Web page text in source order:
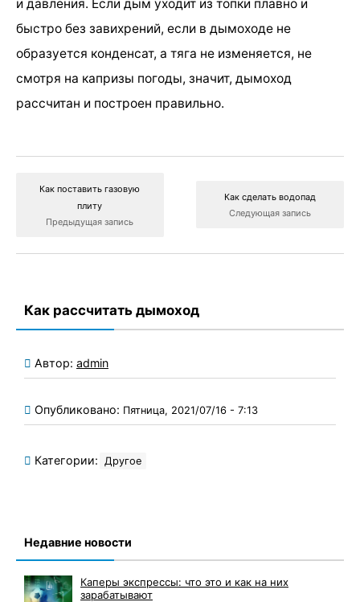
и давления. Если дым уходит из топки плавно и
быстро без завихрений, если в дымоходе не
образуется конденсат, а тяга не изменяется, не
смотря на капризы погоды, значит, дымоход
рассчитан и построен правильно.
Как поставить газовую
плиту
Предыдущая запись
Как сделать водопад
Следующая запись
Как рассчитать дымоход
Автор: admin
Опубликовано: Пятница, 2021/07/16 - 7:13
Категории: Другое
Недавние новости
Каперы экспрессы: что это и как на них
зарабатывают